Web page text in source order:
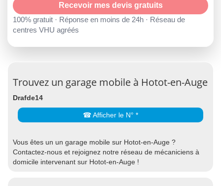
Recevoir mes devis gratuits
100% gratuit · Réponse en moins de 24h · Réseau de
centres VHU agréés
Trouvez un garage mobile à Hotot-en-Auge
Drafde14
☎ Afficher le N° *
Vous êtes un un garage mobile sur Hotot-en-Auge ?
Contactez-nous et rejoignez notre réseau de mécaniciens à
domicile intervenant sur Hotot-en-Auge !